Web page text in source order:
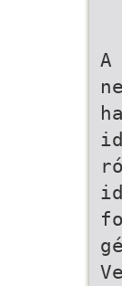
A